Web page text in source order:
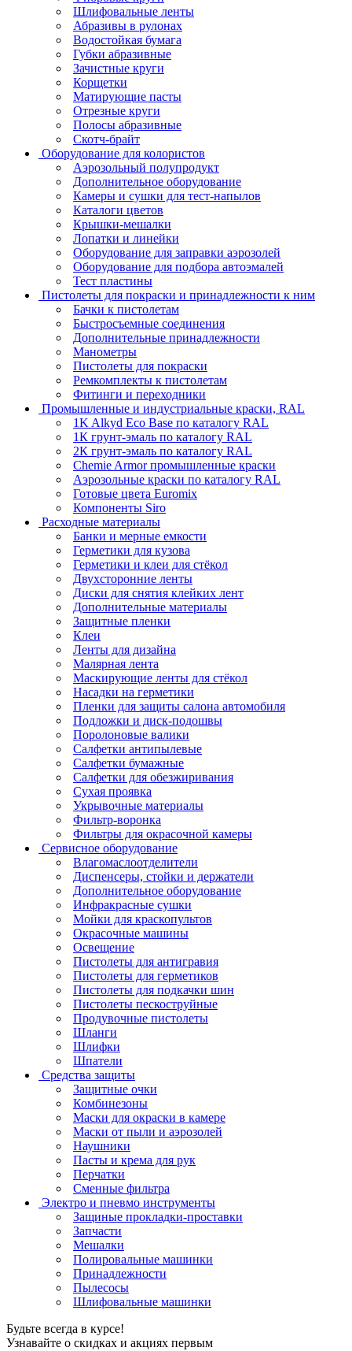
Шлифовальные ленты
Абразивы в рулонах
Водостойкая бумага
Губки абразивные
Зачистные круги
Корщетки
Матирующие пасты
Отрезные круги
Полосы абразивные
Скотч-брайт
Оборудование для колористов
Аэрозольный полупродукт
Дополнительное оборудование
Камеры и сушки для тест-напылов
Каталоги цветов
Крышки-мешалки
Лопатки и линейки
Оборудование для заправки аэрозолей
Оборудование для подбора автоэмалей
Тест пластины
Пистолеты для покраски и принадлежности к ним
Бачки к пистолетам
Быстросъемные соединения
Дополнительные принадлежности
Манометры
Пистолеты для покраски
Ремкомплекты к пистолетам
Фитинги и переходники
Промышленные и индустриальные краски, RAL
1K Alkyd Eco Base по каталогу RAL
1К грунт-эмаль по каталогу RAL
2К грунт-эмаль по каталогу RAL
Chemie Armor промышленные краски
Аэрозольные краски по каталогу RAL
Готовые цвета Euromix
Компоненты Siro
Расходные материалы
Банки и мерные емкости
Герметики для кузова
Герметики и клеи для стёкол
Двухсторонние ленты
Диски для снятия клейких лент
Дополнительные материалы
Защитные пленки
Клеи
Ленты для дизайна
Малярная лента
Маскирующие ленты для стёкол
Насадки на герметики
Пленки для защиты салона автомобиля
Подложки и диск-подошвы
Поролоновые валики
Салфетки антипылевые
Салфетки бумажные
Салфетки для обезжиривания
Сухая проявка
Укрывочные материалы
Фильтр-воронка
Фильтры для окрасочной камеры
Сервисное оборудование
Влагомаслоотделители
Диспенсеры, стойки и держатели
Дополнительное оборудование
Инфракрасные сушки
Мойки для краскопультов
Окрасочные машины
Освещение
Пистолеты для антигравия
Пистолеты для герметиков
Пистолеты для подкачки шин
Пистолеты пескоструйные
Продувочные пистолеты
Шланги
Шлифки
Шпатели
Средства защиты
Защитные очки
Комбинезоны
Маски для окраски в камере
Маски от пыли и аэрозолей
Наушники
Пасты и крема для рук
Перчатки
Сменные фильтра
Электро и пневмо инструменты
Защиные прокладки-проставки
Запчасти
Мешалки
Полировальные машинки
Принадлежности
Пылесосы
Шлифовальные машинки
Будьте всегда в курсе!
Узнавайте о скидках и акциях первым